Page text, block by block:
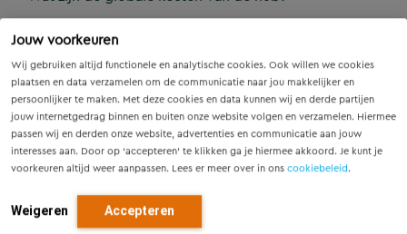
Jouw voorkeuren
Wij gebruiken altijd functionele en analytische cookies. Ook willen we cookies
plaatsen en data verzamelen om de communicatie naar jou makkelijker en
persoonlijker te maken. Met deze cookies en data kunnen wij en derde partijen
jouw internetgedrag binnen en buiten onze website volgen en verzamelen. Hiermee
passen wij en derden onze website, advertenties en communicatie aan jouw
interesses aan. Door op ‘accepteren’ te klikken ga je hiermee akkoord. Je kunt je
voorkeuren altijd weer aanpassen. Lees er meer over in ons cookiebeleid.
Weigeren Accepteren
Na het in kaart brengen van de problematiek, wensen en
met de ambtelijke werkgroep. We hebben stakeholders
en experts geïnterviewd waaronder het ministerie van
IenW, provincie Gelderland, NS, ProRail en marktpartijen.
Daarnaast hebben we bestaand beleid en toekomstige
ontwikkelingen geanalyseerd, diverse scenario’s
opgesteld en doorgerekend en overleg gevoerd met de
wethouder en directeuren van Apeldoorn en een
ambtelijke werkgroep.